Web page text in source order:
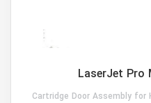
Cartridge Door Assembly for